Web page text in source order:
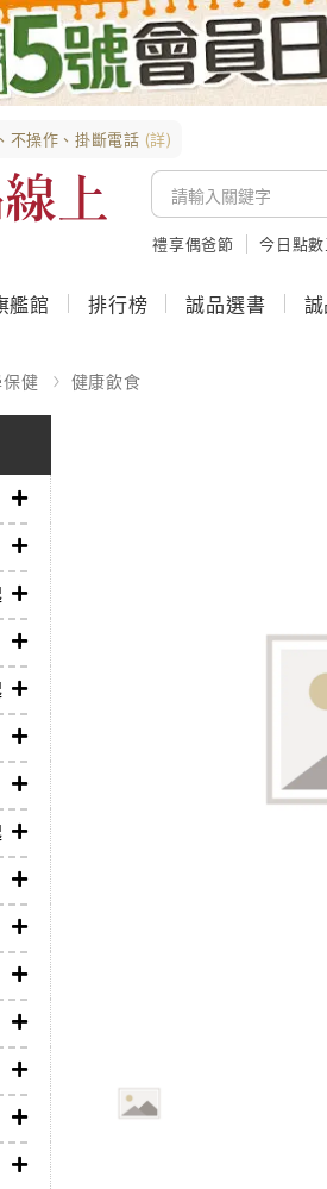
不操作、掛斷電話 (詳)
禮享偶爸節 今日點
艦館 排行榜 誠品選書
健 健康飲食